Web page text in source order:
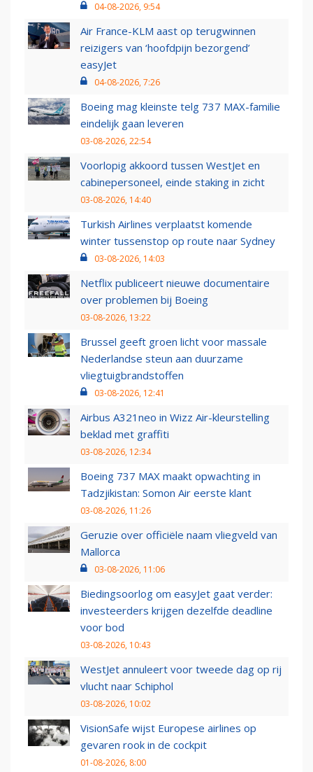
04-08-2026, 9:54
Air France-KLM aast op terugwinnen
reizigers van ‘hoofdpijn bezorgend’
easyJet
04-08-2026, 7:26
Boeing mag kleinste telg 737 MAX-familie
eindelijk gaan leveren
03-08-2026, 22:54
Voorlopig akkoord tussen WestJet en
cabinepersoneel, einde staking in zicht
03-08-2026, 14:40
Turkish Airlines verplaatst komende
winter tussenstop op route naar Sydney
03-08-2026, 14:03
Netflix publiceert nieuwe documentaire
over problemen bij Boeing
03-08-2026, 13:22
Brussel geeft groen licht voor massale
Nederlandse steun aan duurzame
vliegtuigbrandstoffen
03-08-2026, 12:41
Airbus A321neo in Wizz Air-kleurstelling
beklad met graffiti
03-08-2026, 12:34
Boeing 737 MAX maakt opwachting in
Tadzjikistan: Somon Air eerste klant
03-08-2026, 11:26
Geruzie over officiële naam vliegveld van
Mallorca
03-08-2026, 11:06
Biedingsoorlog om easyJet gaat verder:
investeerders krijgen dezelfde deadline
voor bod
03-08-2026, 10:43
WestJet annuleert voor tweede dag op rij
vlucht naar Schiphol
03-08-2026, 10:02
VisionSafe wijst Europese airlines op
gevaren rook in de cockpit
01-08-2026, 8:00